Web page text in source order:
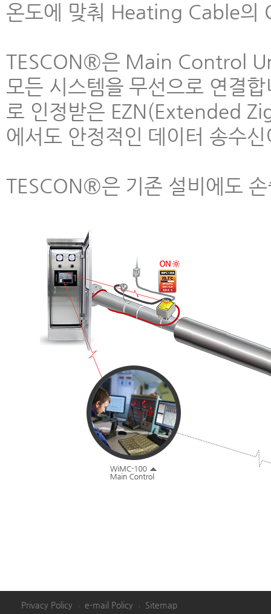
온도에 맞춰 Heating Cable의
TESCON®은 Main Control
모든 시스템을 무선으로 연결
로 인정받은 EZN(Extended
에서도 안정적인 데이터 송수
TESCON®은 기존 설비에도
Privacy Policy e-mail Policy Sitemap